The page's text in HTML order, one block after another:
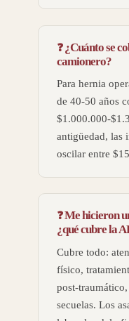
¿Cuánto se
camionero?
Para hernia
de 40-50 años
$1.000.000-
antigüedad, las
oscilar entre
Me hicieron
¿qué cubre la
Cubre todo:
físico,
post-
secuelas. Los